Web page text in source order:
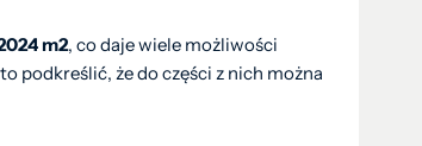
m2, co daje wiele możliwości
podkreślić, że do części z nich można